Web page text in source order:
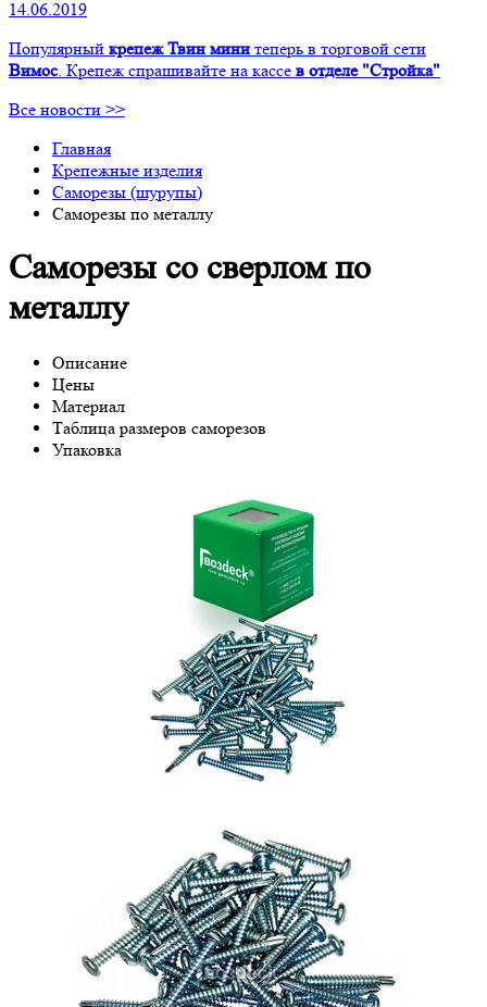
14.06.2019
Популярный крепеж Твин мини теперь в торговой сети
Вимос. Крепеж спрашивайте на кассе в отделе "Стройка"
Все новости >>
Главная
Крепежные изделия
Саморезы (шурупы)
Саморезы по металлу
Саморезы со сверлом по
металлу
Описание
Цены
Материал
Таблица размеров саморезов
Упаковка